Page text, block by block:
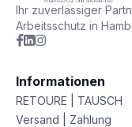
Ihr zuverlässiger
Arbeitsschutz in
Informationen
RETOURE | TAUSCH
Versand | Zahlung